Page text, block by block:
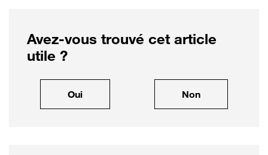
Avez-vous trouvé cet article
utile ?
Oui, cet article m'a été utileNon, cet article ne